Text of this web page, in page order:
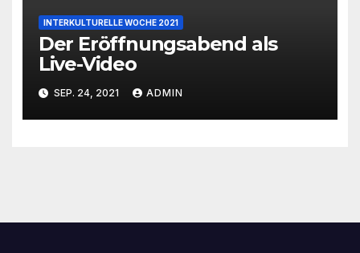
INTERKULTURELLE WOCHE 2021
Der Eröffnungsabend als
Live-Video
SEP. 24, 2021 ADMIN